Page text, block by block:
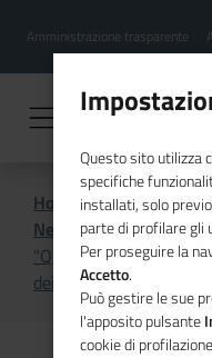
contenuto
Menu
hamburgher
Amministrazione trasparente
Home CSR
News di CSR
"Qualità dell'aria" ed
dei bandi a Milano
Questo sito utilizza
specifiche
installati, solo
parte di profilare gli
Per proseguire la
Accetto.
Può gestire le sue
l'apposito pulsante
cookie di